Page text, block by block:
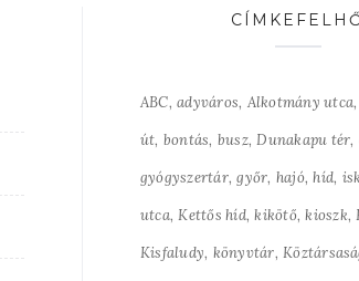
ABC adyváros Alkotmány utca
út bontás busz Dunakapu tér
gyógyszertár győr hajó híd
utca Kettős híd kikötő kioszk
Kisfaludy könyvtár